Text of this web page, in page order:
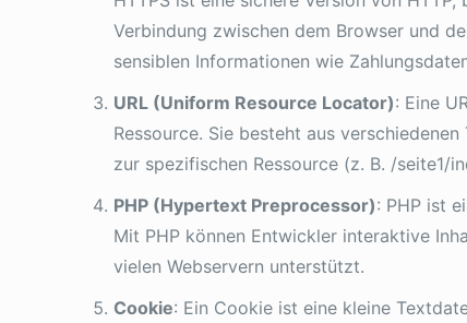
Verbindung zwischen dem Browser und
sensiblen Informationen wie
URL (Uniform Resource Locator): Eine
Ressource. Sie besteht aus
zur spezifischen Ressource (z. B. /seite1/
PHP (Hypertext Preprocessor): PHP ist
Mit PHP können Entwickler interaktive
vielen Webservern unterstützt.
Cookie: Ein Cookie ist eine kleine